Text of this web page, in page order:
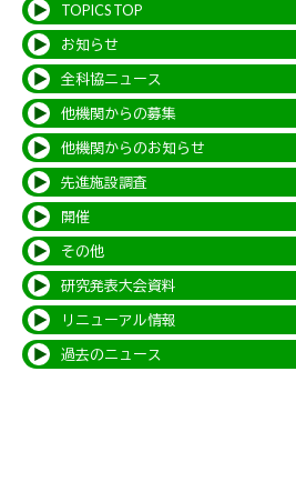
TOPICS TOP
お知らせ
全科協ニュース
他機関からの募集
他機関からのお知らせ
先進施設調査
開催
その他
研究発表大会資料
リニューアル情報
過去のニュース